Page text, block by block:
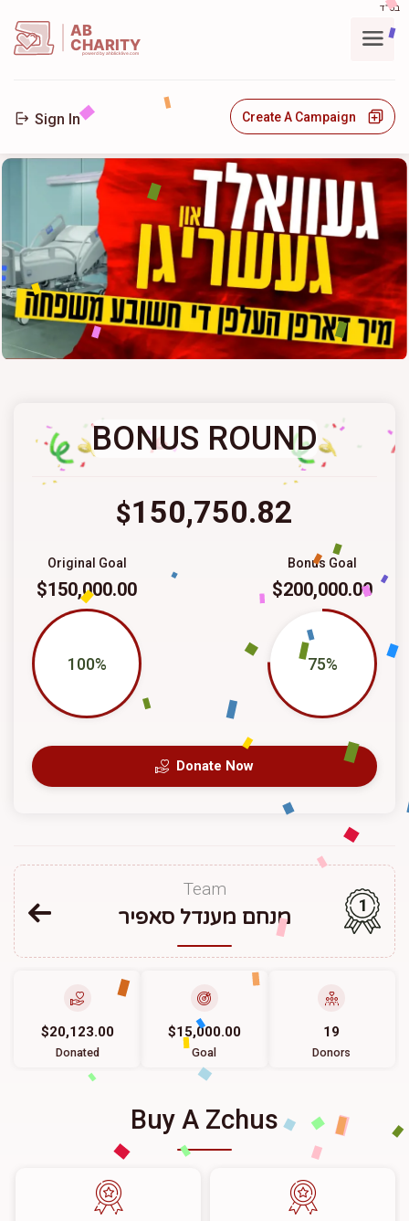
בס"ד
AB
CHARITY
powerd by ahblicklive.com
Sign In Create A Campaign
BONUS ROUND
$150,750.82
Bonus Goal
$200,000.00
75%
Original Goal
$150,000.00
100%
Donate Now
Team
מנחם מענדל סאפיר
1
$20,123.00
Donated
$15,000.00
Goal
19
Donors
Buy A Zchus